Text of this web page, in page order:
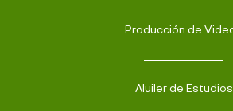
Producción de
Aluiler de Estudios